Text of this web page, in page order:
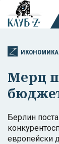
ИКОНОМИКА
Мерц
Берлин
европейски